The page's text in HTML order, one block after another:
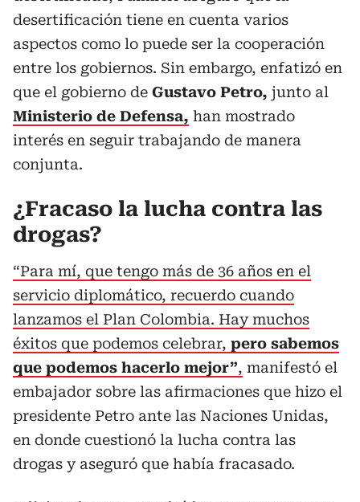
desertificación tiene en cuenta varios
aspectos como lo puede ser la cooperación
entre los gobiernos. Sin embargo, enfatizó en
que el gobierno de Gustavo Petro, junto al
Ministerio de Defensa, han mostrado
interés en seguir trabajando de manera
conjunta.
¿Fracaso la lucha contra las
drogas?
“Para mí, que tengo más de 36 años en el
servicio diplomático, recuerdo cuando
lanzamos el Plan Colombia. Hay muchos
éxitos que podemos celebrar, pero sabemos
que podemos hacerlo mejor”, manifestó el
embajador sobre las afirmaciones que hizo el
presidente Petro ante las Naciones Unidas,
en donde cuestionó la lucha contra las
drogas y aseguró que había fracasado.